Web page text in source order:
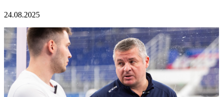
24.08.2025